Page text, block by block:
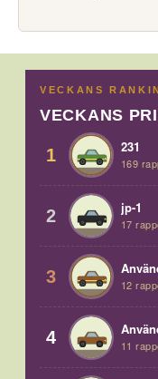
VECKANS
VECKANS
1 231
169
2 jp-1
17
3 12
4 11